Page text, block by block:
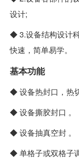
设计;
◆ 3.设备结构设计
快速，简单易学。
基本功能
◆ 设备热封口，热
◆ 设备撕胶封口 。
◆ 设备抽真空封 。
◆ 单格子或双格子